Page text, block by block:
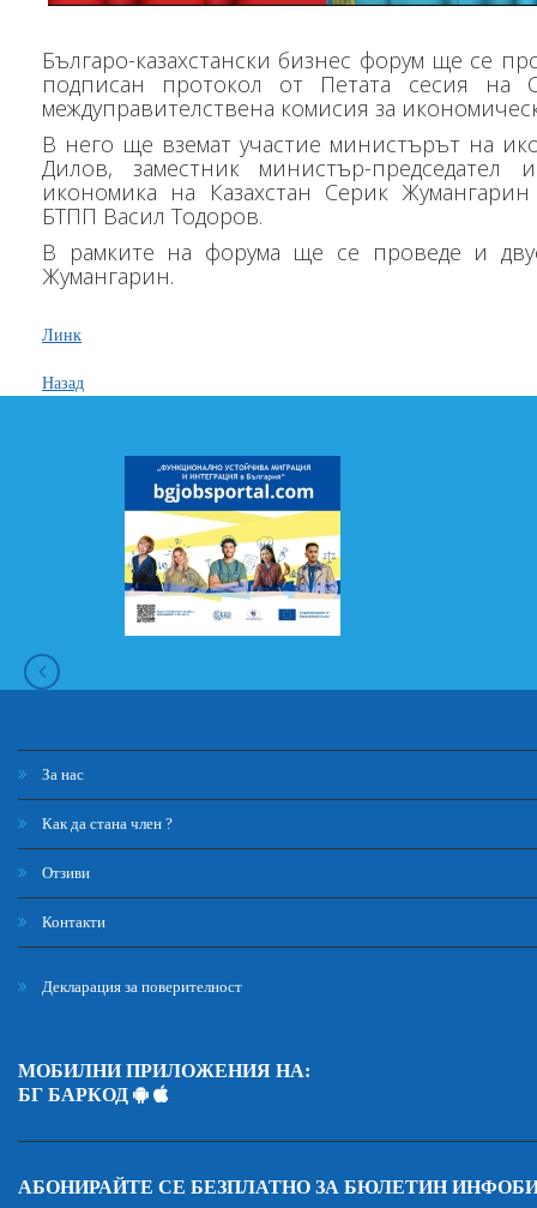
Българо-казахстански бизнес форум ще се
подписан протокол от Петата сесия на
междуправителствена комисия за
В него ще вземат участие министърът на
Дилов, заместник министър-
икономика на Казахстан Серик
БТПП Васил Тодоров.
В рамките на форума ще се проведе и
Жумангарин.
Линк
Назад
За нас
Как да стана член ?
Отзиви
Контакти
Декларация за поверителност
МОБИЛНИ ПРИЛОЖЕНИЯ НА:
БГ БАРКОД
АБОНИРАЙТЕ СЕ БЕЗПЛАТНО ЗА БЮЛЕТИН